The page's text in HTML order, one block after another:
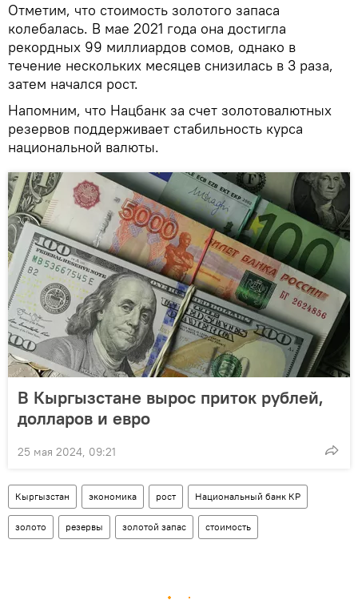
Отметим, что стоимость золотого запаса
колебалась. В мае 2021 года она достигла
рекордных 99 миллиардов сомов, однако в
течение нескольких месяцев снизилась в 3 раза,
затем начался рост.
Напомним, что Нацбанк за счет золотовалютных
резервов поддерживает стабильность курса
национальной валюты.
В Кыргызстане вырос приток рублей,
долларов и евро
25 мая 2024, 09:21
Кыргызстан экономика рост Национальный банк КР
золото резервы золотой запас стоимость